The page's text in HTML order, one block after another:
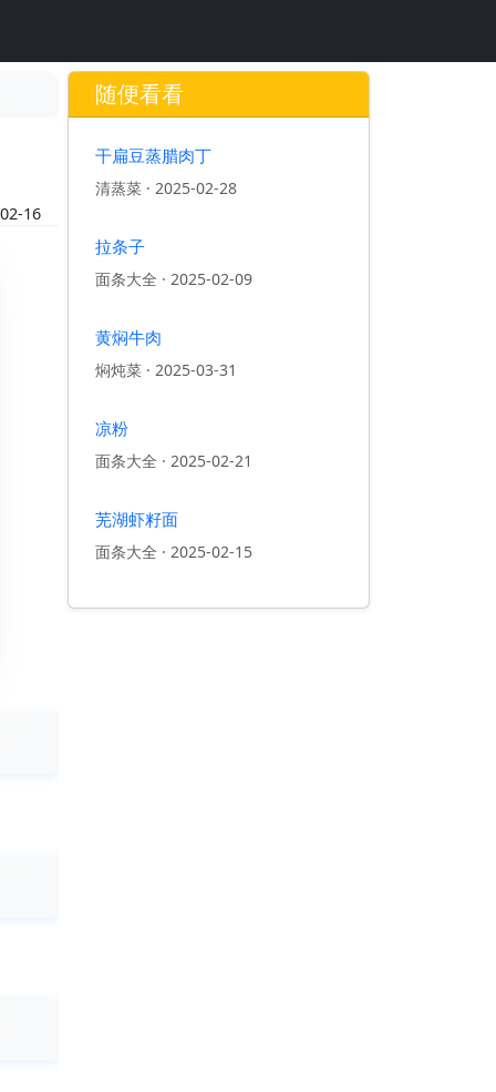
16
随便看看
干扁豆蒸腊肉丁
清蒸菜 · 2025-02-28
拉条子
面条大全 · 2025-02-09
黄焖牛肉
焖炖菜 · 2025-03-31
凉粉
面条大全 · 2025-02-21
芜湖虾籽面
面条大全 · 2025-02-15